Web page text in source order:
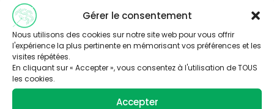
Gérer le consentement
Nous utilisons des cookies sur notre site web pour vous offrir
l'expérience la plus pertinente en mémorisant vos préférences et les
visites répétées.
En cliquant sur « Accepter », vous consentez à l'utilisation de TOUS
les cookies.
Accepter
détaillé
Découvrir
AUTRES